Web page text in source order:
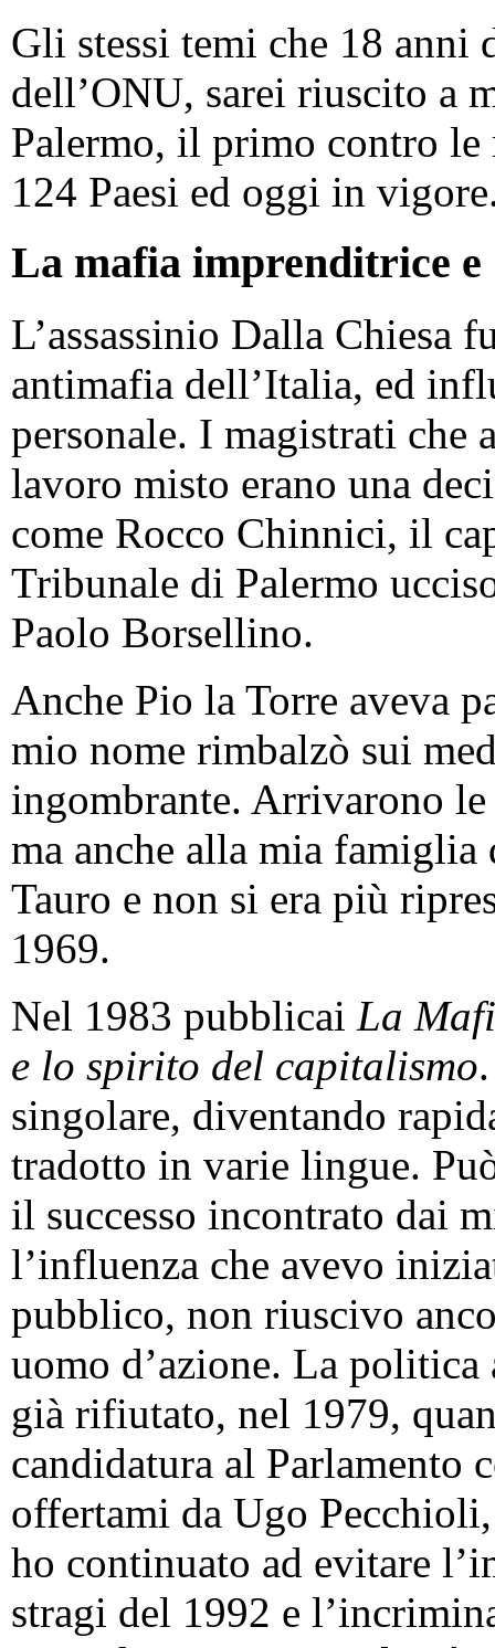
Gli stessi temi che 18 anni
dell’ONU, sarei riuscito a
Palermo, il primo contro
124 Paesi ed oggi in
La mafia imprenditrice e
L’assassinio Dalla Chiesa
antimafia dell’Italia, ed
personale. I magistrati
lavoro misto erano una
come Rocco Chinnici, il
Tribunale di Palermo
Paolo Borsellino.
Anche Pio la Torre aveva
mio nome rimbalzò sui
ingombrante. Arrivarono
ma anche alla mia
Tauro e non si era più
1969.
Nel 1983 pubblicai La
e lo spirito del capitalismo
singolare, diventando
tradotto in varie lingue.
il successo incontrato dai
l’influenza che avevo
pubblico, non riuscivo
uomo d’azione. La
già rifiutato, nel 1979,
candidatura al Parlamento
offertami da Ugo
ho continuato ad evitare
stragi del 1992 e